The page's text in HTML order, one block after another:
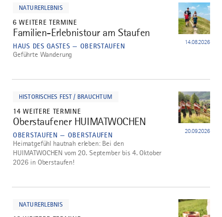
NATURERLEBNIS
6 WEITERE TERMINE
2
Familien-Erlebnistour am Staufen
HAUS DES GASTES — OBERSTAUFEN 14.08.2026
Geführte Wanderung
HISTORISCHES FEST / BRAUCHTUM
14 WEITERE TERMINE
3
Oberstaufener HUIMATWOCHEN
OBERSTAUFEN — OBERSTAUFEN 20.09.2026
Heimatgefühl hautnah erleben: Bei den
HUIMATWOCHEN vom 20. September bis 4. Oktober
2026 in Oberstaufen!
NATURERLEBNIS